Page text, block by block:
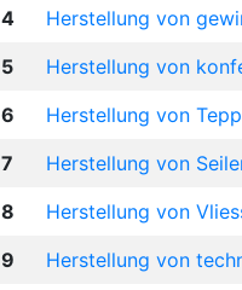
4
Herstellung von
5
Herstellung von
6
Herstellung von
7
Herstellung von
8
Herstellung von
9
Herstellung von